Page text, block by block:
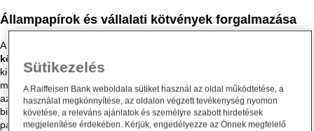
Állampapírok és vállalati kötvények forgalmazása
A Likviditáskezelési Főosztály (Treasury) keretein belül működő
kötvényértékesítési részleg
kibocsátott Diszkont Kincstárjegyek és Magyar Államkötvények
másodpiaci forgalmazásában aktív szerepet vállal. Ügyfelei számára
az államkötvény és diszkont kincstárjegy aukciókon való részvételt is
biztosítja. A Társaság a már kibocsátott, másodlagos piacon forgó
papírokra folyamatosan vételi/eladási árat jegyez.
Sütikezelés
A Raiffeisen Bank weboldala sütiket használ az oldal működtetése, a
használat megkönnyítése, az oldalon végzett tevékenység nyomon
követése, a releváns ajánlatok és személyre szabott hirdetések
megjelenítése érdekében. Kérjük, engedélyezze az Önnek megfelelő